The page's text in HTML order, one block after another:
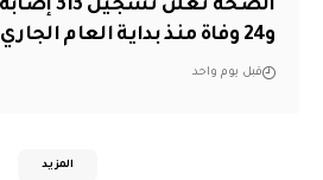
الصحة تعلن
و24 وفاة منذ بداية العام الجاري
قبل يوم واحد
المزيد